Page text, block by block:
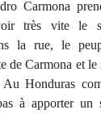
Carmona
très vite le
la rue, le
de Carmona et le
Honduras
à apporter un